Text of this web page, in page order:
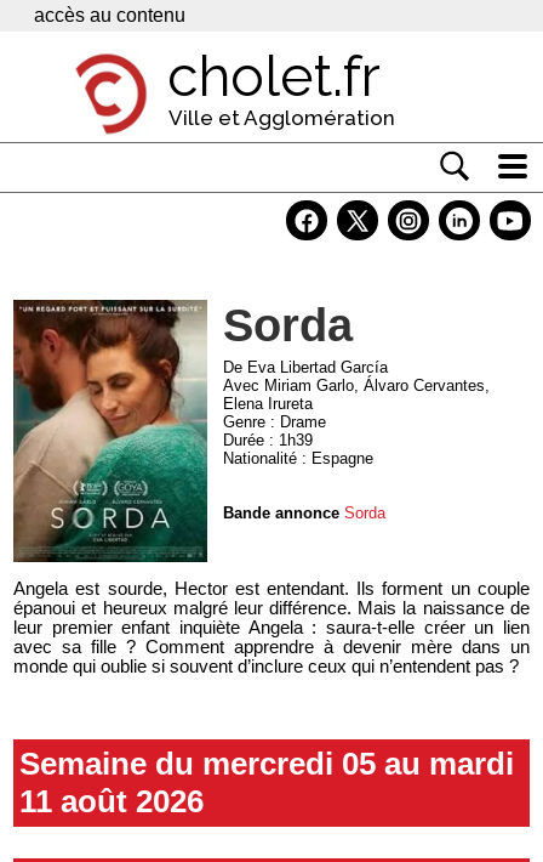
Panneau de gestion des cookies
accès au contenu
cholet.fr
Ville et Agglomération
Economie
Services
Contacts
Sorda
De Eva Libertad García
Avec Miriam Garlo, Álvaro Cervantes,
Elena Irureta
Genre : Drame
Durée : 1h39
Nationalité : Espagne
Bande annonce Sorda
Angela est sourde, Hector est entendant. Ils forment un couple
épanoui et heureux malgré leur différence. Mais la naissance de
leur premier enfant inquiète Angela : saura-t-elle créer un lien
avec sa fille ? Comment apprendre à devenir mère dans un
monde qui oublie si souvent d’inclure ceux qui n’entendent pas ?
Semaine du mercredi 05 au mardi
11 août 2026